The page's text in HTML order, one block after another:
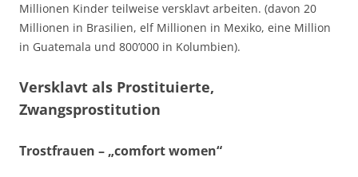
Millionen Kinder teilweise versklavt arbeiten. (davon 20
Millionen in Brasilien, elf Millionen in Mexiko, eine Million
in Guatemala und 800’000 in Kolumbien).
Versklavt als Prostituierte,
Zwangsprostitution
Trostfrauen – „comfort women“